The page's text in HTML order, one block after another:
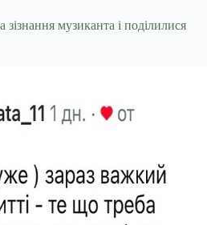
музиканта і поділилися